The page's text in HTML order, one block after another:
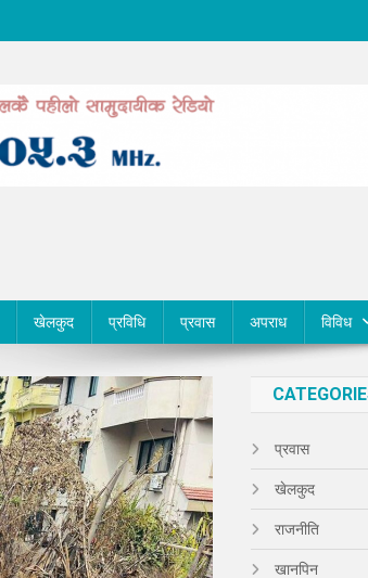
खेलकुद प्रविधि प्रवास अपराध विविध
प्रवास
खेलकुद
राजनीति
खानपिन